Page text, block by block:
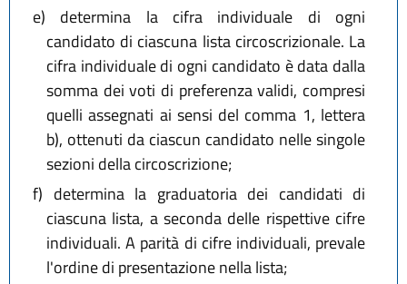
e) determina la cifra individuale di ogni
candidato di ciascuna lista circoscrizionale. La
cifra individuale di ogni candidato è data dalla
somma dei voti di preferenza validi, compresi
quelli assegnati ai sensi del comma 1, lettera
b), ottenuti da ciascun candidato nelle singole
sezioni della circoscrizione;
f) determina la graduatoria dei candidati di
ciascuna lista, a seconda delle rispettive cifre
individuali. A parità di cifre individuali, prevale
l'ordine di presentazione nella lista;